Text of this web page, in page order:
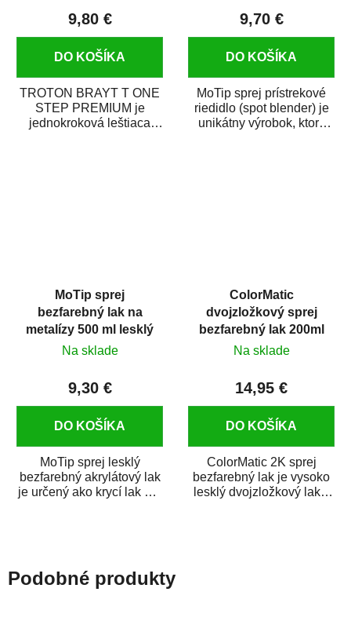
9,80 €
DO KOŠÍKA
TROTON BRAYT T ONE
STEP PREMIUM je
jednokroková leštiaca
9,70 €
DO KOŠÍKA
MoTip sprej prístrekové
riedidlo (spot blender) je
unikátny výrobok, ktorý
MoTip sprej
bezfarebný lak na
metalízy 500 ml lesklý
Na sklade
9,30 €
DO KOŠÍKA
MoTip sprej lesklý
bezfarebný akrylátový lak
je určený ako krycí lak pre
ColorMatic
dvojzložkový sprej
bezfarebný lak 200ml
Na sklade
14,95 €
DO KOŠÍKA
ColorMatic 2K sprej
bezfarebný lak je vysoko
lesklý dvojzložkový lak s
Podobné produkty